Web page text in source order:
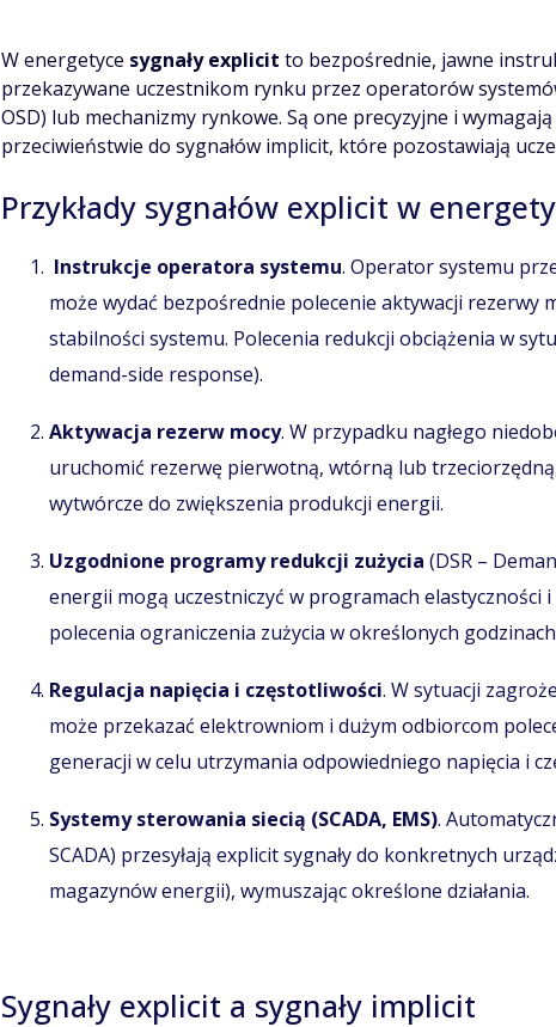
W energetyce sygnały explicit to bezpośrednie, jawne
przekazywane uczestnikom rynku przez operatorów
OSD) lub mechanizmy rynkowe. Są one precyzyjne i
przeciwieństwie do sygnałów implicit, które pozostawiają
Przykłady sygnałów explicit w
Instrukcje operatora systemu. Operator systemu
może wydać bezpośrednie polecenie aktywacji rezerwy
stabilności systemu. Polecenia redukcji obciążenia w
demand-side response).
Aktywacja rezerw mocy. W przypadku nagłego
uruchomić rezerwę pierwotną, wtórną lub
wytwórcze do zwiększenia produkcji energii.
Uzgodnione programy redukcji zużycia (DSR –
energii mogą uczestniczyć w programach elastyczności
polecenia ograniczenia zużycia w określonych
Regulacja napięcia i częstotliwości. W sytuacji
może przekazać elektrowniom i dużym odbiorcom
generacji w celu utrzymania odpowiedniego napięcia i
Systemy sterowania siecią (SCADA, EMS).
SCADA) przesyłają explicit sygnały do konkretnych
magazynów energii), wymuszając określone działania.
Sygnały explicit a sygnały implicit